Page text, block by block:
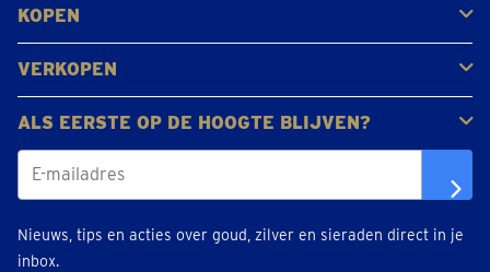
KOPEN
Goud kopen
Platina en palladium kopen
Zilver kopen
VERKOPEN
Gouden juwelen
Gouden munten
Gouden staven
ALS EERSTE OP DE HOOGTE BLIJVEN?
Nieuws, tips en acties over goud, zilver en sieraden direct in je
inbox.